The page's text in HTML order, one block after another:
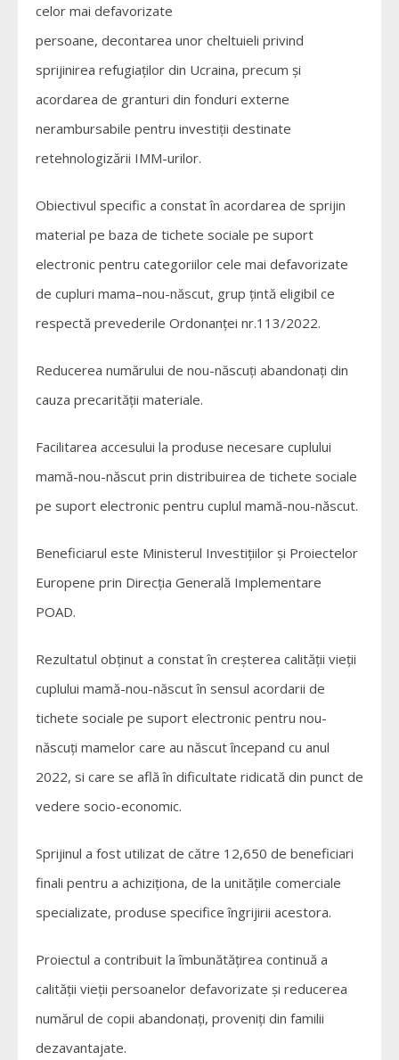
celor mai defavorizate
persoane, decontarea unor cheltuieli privind
sprijinirea refugiaților din Ucraina, precum și
acordarea de granturi din fonduri externe
nerambursabile pentru investiții destinate
retehnologizării IMM-urilor.
Obiectivul specific a constat în acordarea de sprijin
material pe baza de tichete sociale pe suport
electronic pentru categoriilor cele mai defavorizate
de cupluri mama–nou-născut, grup țintă eligibil ce
respectă prevederile Ordonanței nr.113/2022.
Reducerea numărului de nou-născuți abandonați din
cauza precarității materiale.
Facilitarea accesului la produse necesare cuplului
mamă-nou-născut prin distribuirea de tichete sociale
pe suport electronic pentru cuplul mamă-nou-născut.
Beneficiarul este Ministerul Investițiilor și Proiectelor
Europene prin Direcția Generală Implementare
POAD.
Rezultatul obținut a constat în creșterea calității vieții
cuplului mamă-nou-născut în sensul acordarii de
tichete sociale pe suport electronic pentru nou-
născuți mamelor care au născut începand cu anul
2022, si care se află în dificultate ridicată din punct de
vedere socio-economic.
Sprijinul a fost utilizat de către 12,650 de beneficiari
finali pentru a achiziționa, de la unitățile comerciale
specializate, produse specifice îngrijirii acestora.
Proiectul a contribuit la îmbunătățirea continuă a
calității vieții persoanelor defavorizate și reducerea
numărul de copii abandonați, proveniți din familii
dezavantajate.